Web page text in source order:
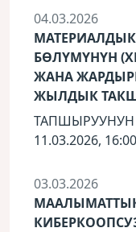
04.03.2026
БӨЛҮМҮНҮН
ЖАНА
ЖЫЛДЫК
11.03.2026,
03.03.2026